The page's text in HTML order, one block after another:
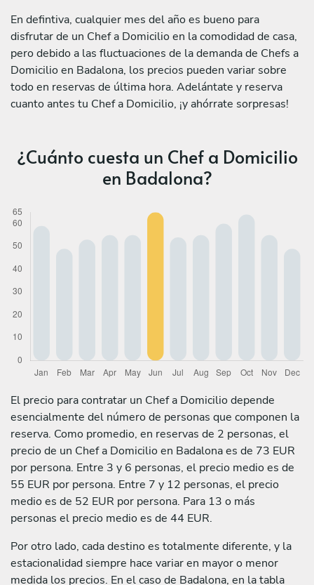
En defintiva, cualquier mes del año es bueno para
disfrutar de un Chef a Domicilio en la comodidad de casa,
pero debido a las fluctuaciones de la demanda de Chefs a
Domicilio en Badalona, los precios pueden variar sobre
todo en reservas de última hora. Adelántate y reserva
cuanto antes tu Chef a Domicilio, ¡y ahórrate sorpresas!
¿Cuánto cuesta un Chef a Domicilio
en Badalona?
El precio para contratar un Chef a Domicilio depende
esencialmente del número de personas que componen la
reserva. Como promedio, en reservas de 2 personas, el
precio de un Chef a Domicilio en Badalona es de 73 EUR
por persona. Entre 3 y 6 personas, el precio medio es de
55 EUR por persona. Entre 7 y 12 personas, el precio
medio es de 52 EUR por persona. Para 13 o más
personas el precio medio es de 44 EUR.
Por otro lado, cada destino es totalmente diferente, y la
estacionalidad siempre hace variar en mayor o menor
medida los precios. En el caso de Badalona, en la tabla